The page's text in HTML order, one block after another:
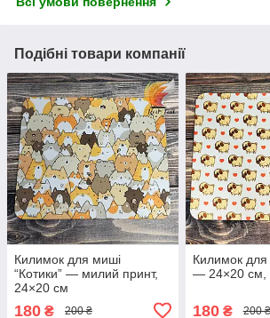
Подібні товари компанії
Килимок для миші
“Котики” — милий принт,
24×20 см
180 ₴ 200 ₴
Килимок
— 24×20 см,
180₴ 200 ₴